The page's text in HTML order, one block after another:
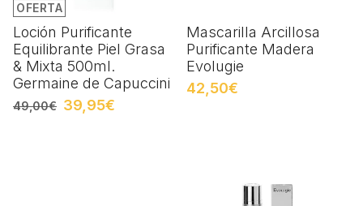
OFERTA
Loción Purificante
Equilibrante Piel Grasa
& Mixta 500ml.
Germaine de Capuccini
49,00€ 39,95€
Mascarilla Arcillosa
Purificante Madera
Evolugie
42,50€